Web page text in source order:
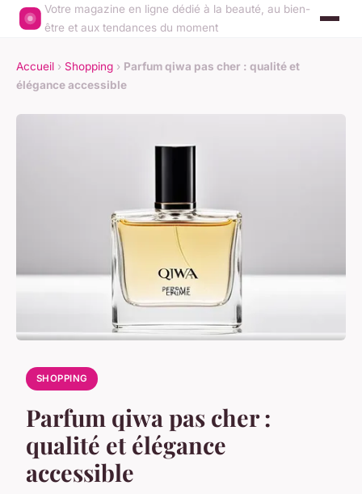
Votre magazine en ligne dédié à la beauté, au bien-
être et aux tendances du moment
Accueil › Shopping › Parfum qiwa pas cher : qualité et
élégance accessible
SHOPPING
Parfum qiwa pas cher :
qualité et élégance
accessible